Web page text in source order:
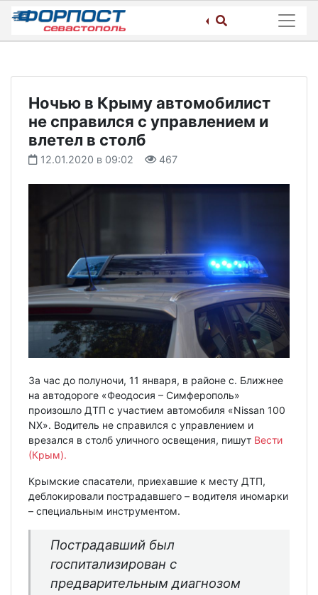
Skip
content
Ночью в Крыму автомобилист
не справился с управлением и
влетел в столб
12.01.2020 в 09:02 467
За час до полуночи, 11 января, в районе с. Ближнее
на автодороге «Феодосия – Симферополь»
произошло ДТП с участием автомобиля «Nissan 100
NX». Водитель не справился с управлением и
врезался в столб уличного освещения, пишут Вести
(Крым).
Крымские спасатели, приехавшие к месту ДТП,
деблокировали пострадавшего – водителя иномарки
– специальным инструментом.
Пострадавший был
госпитализирован с
предварительным диагнозом